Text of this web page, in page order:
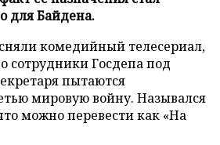
для Байдена.
комедийный телесериал,
сотрудники Госдепа под
пытаются
мировую войну. Назывался
можно перевести как «На